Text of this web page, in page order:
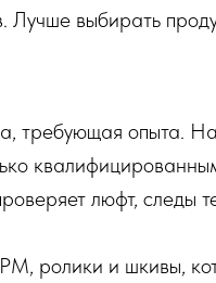
выбирать
требующая опыта.
люфт, следы
ролики и шкивы,